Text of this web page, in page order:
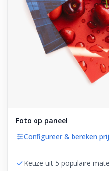
Foto op paneel
Configureer & bereken
Keuze uit 5 populaire